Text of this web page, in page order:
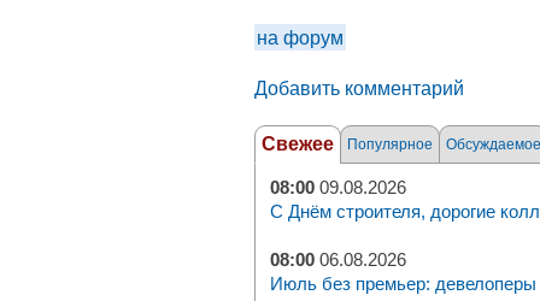
на форум
Добавить комментарий
Свежее Популярное Обсуждаемое
08:00 09.08.2026
С Днём строителя, дорогие
08:00 06.08.2026
Июль без премьер: девелоперы